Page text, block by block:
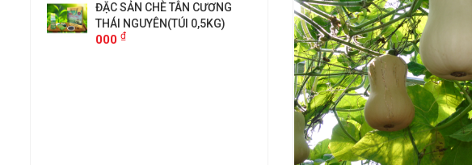
ĐẶC SẢN CHÈ TÂN CƯƠNG
THÁI NGUYÊN(TÚI 0,5KG)
000 ₫
Khóm Cầu Đúc (Hậu Giang)
14.000₫
Chuối Sấy Giòn Yên Châu
000